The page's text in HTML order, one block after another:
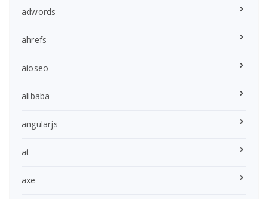
adwords
ahrefs
aioseo
alibaba
angularjs
at
axe